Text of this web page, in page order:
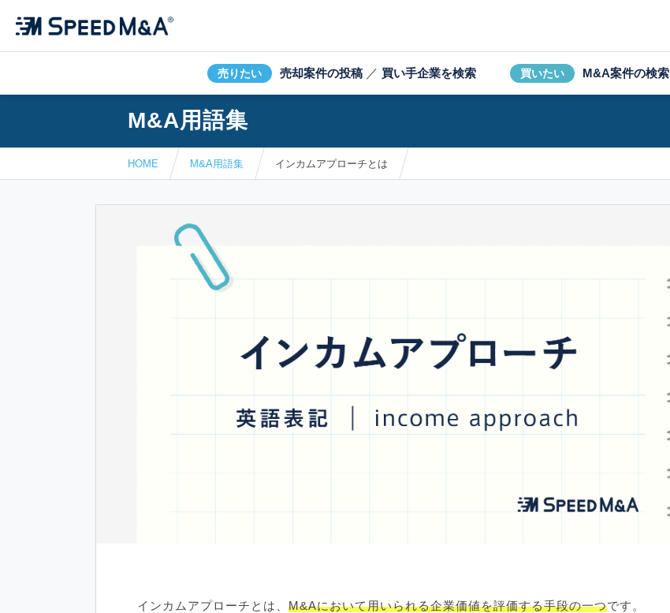
売りたい 売却案件の投稿 ／ 買い手企業を検索 買いたい M&A案件の検索
M&A用語集
HOME M&A用語集 インカムアプローチとは
インカムアプローチとは、 M&Aにおいて用いられる企業価値を評価する手段の一つです。